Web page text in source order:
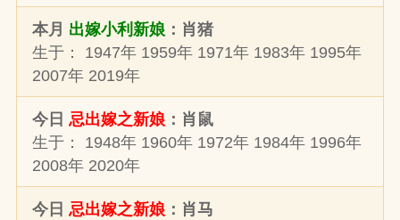
本月 出嫁小利新娘：肖猪
生于： 1947年 1959年 1971年 1983年 1995年
2007年 2019年
今日 忌出嫁之新娘：肖鼠
生于： 1948年 1960年 1972年 1984年 1996年
2008年 2020年
今日 忌出嫁之新娘：肖马